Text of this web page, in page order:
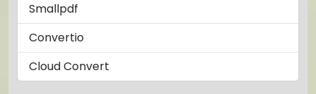
Smallpdf
Convertio
Cloud Convert